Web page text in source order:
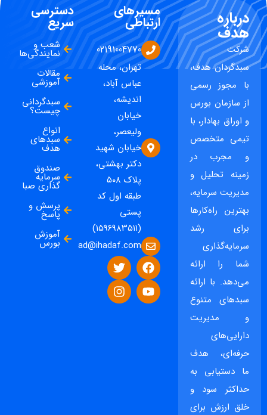
درباره
هدف
شرکت
سبدگردان هدف،
با مجوز رسمی
از سازمان بورس
و اوراق بهادار، با
تیمی متخصص
و مجرب در
زمینه تحلیل و
مدیریت سرمایه،
بهترین راه‌کارها
برای رشد
سرمایه‌گذاری
شما را ارائه
می‌دهد. با ارائه
سبدهای متنوع
و مدیریت
دارایی‌های
حرفه‌ای، هدف
ما دستیابی به
حداکثر سود و
خلق ارزش برای
مسیرهای
ارتباطی
02191004770
تهران، محله
عباس آباد،
اندیشه،
خیابان
ولیعصر،
خیابان شهید
دکتر بهشتی،
پلاک ۵۰۸
طبقه اول کد
پستی
ad@ihadaf.com
دسترسی
سریع
شعب و
نمایندگی‌ها
مقالات
آموزشی
سبدگردانی
چیست؟
انواع
سبدهای
هدف
صندوق
سرمایه
گذاری صبا
پرسش و
پاسخ
آموزش
بورس